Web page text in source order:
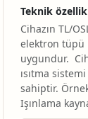
Teknik
Cihazın TL/
elektron tüpü
uygundur.
ısıtma
sahiptir.
Işınlama